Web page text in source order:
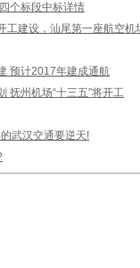
个标段中标详情
工建设，汕尾第一座航空机
预计2017年建成通航
抚州机场“十三五”将开工
武汉交通要逆天!